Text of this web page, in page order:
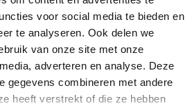
voor social media te bieden en
te analyseren. Ook delen we
van onze site met onze
adverteren en analyse. Deze
gegevens combineren met andere
heeft verstrekt of die ze hebben